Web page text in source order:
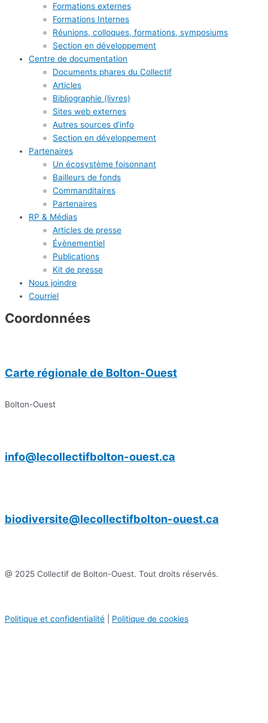
Formations externes
Formations Internes
Réunions, colloques, formations, symposiums
Section en développement
Centre de documentation
Documents phares du Collectif
Articles
Bibliographie (livres)
Sites web externes
Autres sources d’info
Section en développement
Partenaires
Un écosystème foisonnant
Bailleurs de fonds
Commanditaires
Partenaires
RP & Médias
Articles de presse
Évènementiel
Publications
Kit de presse
Nous joindre
Courriel
Coordonnées
Carte régionale de Bolton-Ouest
Bolton-Ouest
info@lecollectifbolton-ouest.ca
biodiversite@lecollectifbolton-ouest.ca
@ 2025 Collectif de Bolton-Ouest. Tout droits réservés.
Politique et confidentialité Politique de cookies